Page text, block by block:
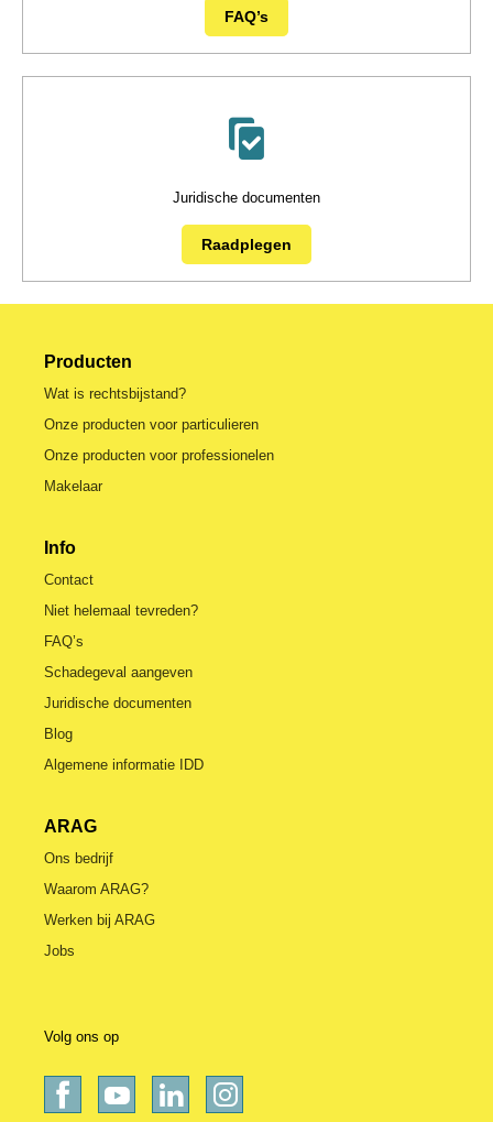
FAQ’s
Juridische documenten
Raadplegen
Producten
Wat is rechtsbijstand?
Onze producten voor particulieren
Onze producten voor professionelen
Makelaar
Info
Contact
Niet helemaal tevreden?
FAQ’s
Schadegeval aangeven
Juridische documenten
Blog
Algemene informatie IDD
ARAG
Ons bedrijf
Waarom ARAG?
Werken bij ARAG
Jobs
Volg ons op